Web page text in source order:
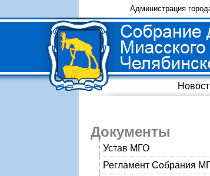
Администрация
Документы
Устав МГО
Регламент Собрания